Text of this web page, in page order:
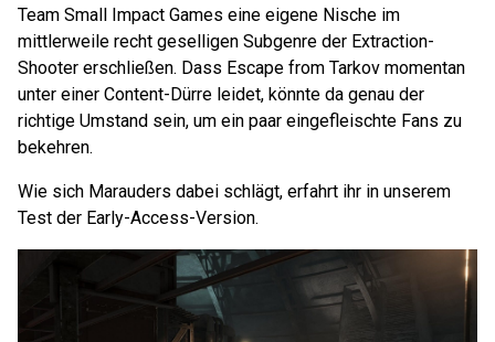
Team Small Impact Games eine eigene Nische im
mittlerweile recht geselligen Subgenre der Extraction-
Shooter erschließen. Dass Escape from Tarkov momentan
unter einer Content-Dürre leidet, könnte da genau der
richtige Umstand sein, um ein paar eingefleischte Fans zu
bekehren.
Wie sich Marauders dabei schlägt, erfahrt ihr in unserem
Test der Early-Access-Version.